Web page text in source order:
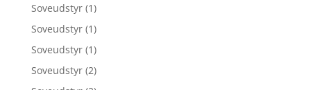
Soveudstyr (1)
Soveudstyr (1)
Soveudstyr (1)
Soveudstyr (2)